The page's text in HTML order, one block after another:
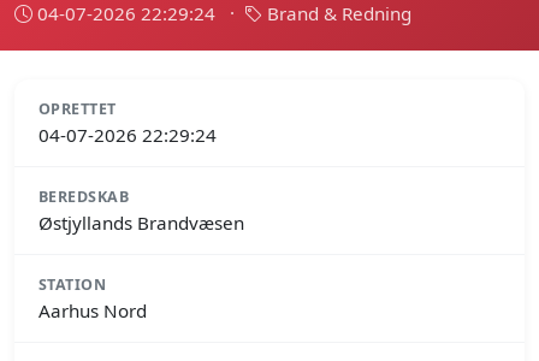
04-07-2026 22:29:24 · Brand & Redning
OPRETTET
04-07-2026 22:29:24
BEREDSKAB
Østjyllands Brandvæsen
STATION
Aarhus Nord